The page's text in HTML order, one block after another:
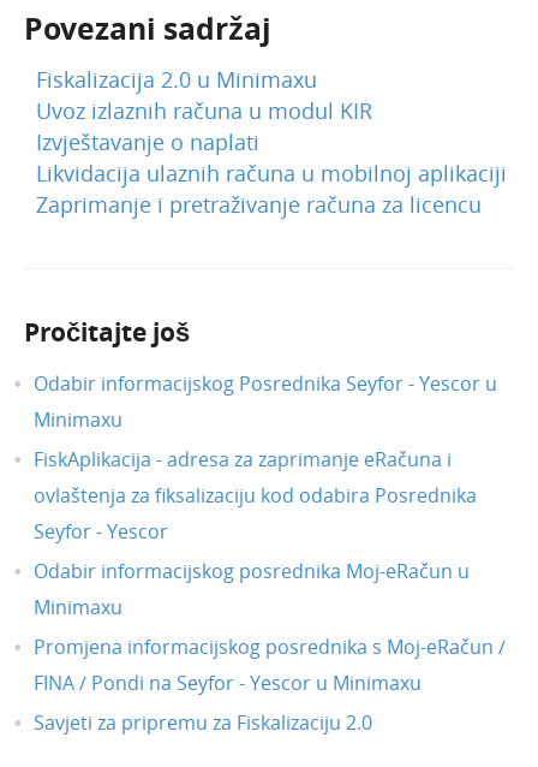
Povezani sadržaj
Fiskalizacija 2.0 u Minimaxu
Uvoz izlaznih računa u modul KIR
Izvještavanje o naplati
Likvidacija ulaznih računa u mobilnoj aplikaciji
Zaprimanje i pretraživanje računa za licencu
Pročitajte još
Odabir informacijskog Posrednika Seyfor - Yescor u
Minimaxu
FiskAplikacija - adresa za zaprimanje eRačuna i
ovlaštenja za fiksalizaciju kod odabira Posrednika
Seyfor - Yescor
Odabir informacijskog posrednika Moj-eRačun u
Minimaxu
Promjena informacijskog posrednika s Moj-eRačun /
FINA / Pondi na Seyfor - Yescor u Minimaxu
Savjeti za pripremu za Fiskalizaciju 2.0